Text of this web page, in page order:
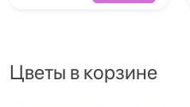
Цветы в корзине